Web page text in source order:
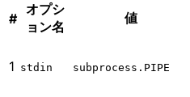
#
オプシ
ョン名
値
1 stdin subprocess.PIPE